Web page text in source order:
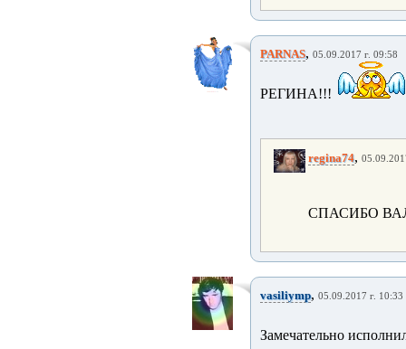
PARNAS, 05.09.2017 г. 09:58
РЕГИНА!!!
regina74,
СПАСИБО
vasiliymp, 05.09.2017 г. 10:33
Замечательно